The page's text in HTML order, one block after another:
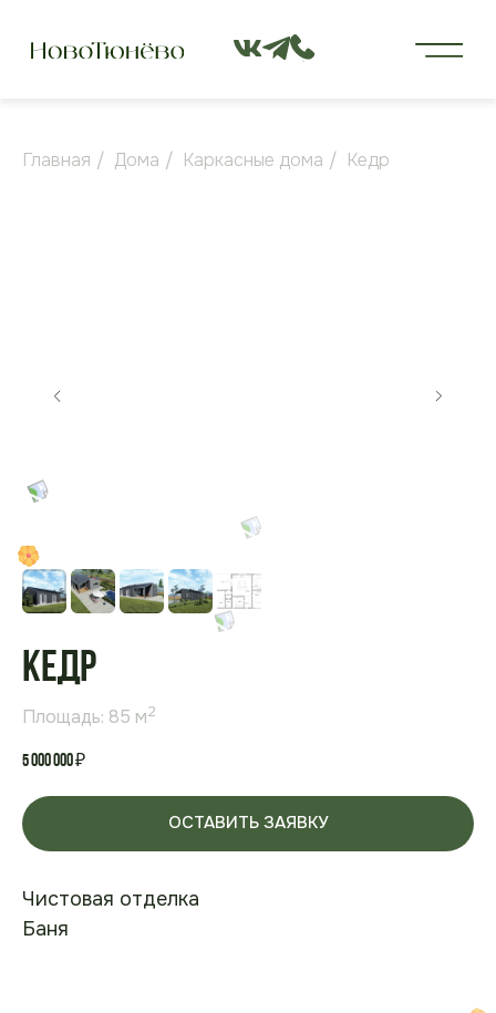
Главная / Дома / Каркасные дома / Кедр
Кедр
Площадь: 85 м2
5 000 000₽
ОСТАВИТЬ ЗАЯВКУ
Чистовая отделка
Баня